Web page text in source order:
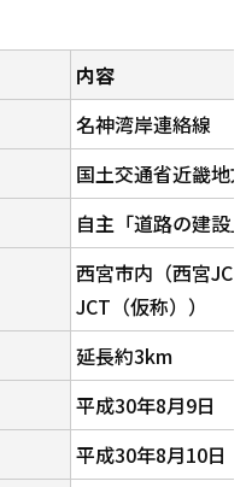
内容
名神湾岸連絡線
国土交通省近畿地
自主「道路の建設
西宮市内（西宮
JCT（仮称））
延長約3km
平成30年8月9日
平成30年8月10日